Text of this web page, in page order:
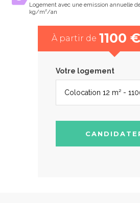
Logement avec une emission annuelle
kg/m²/an
À partir de 1100 €
Votre logement